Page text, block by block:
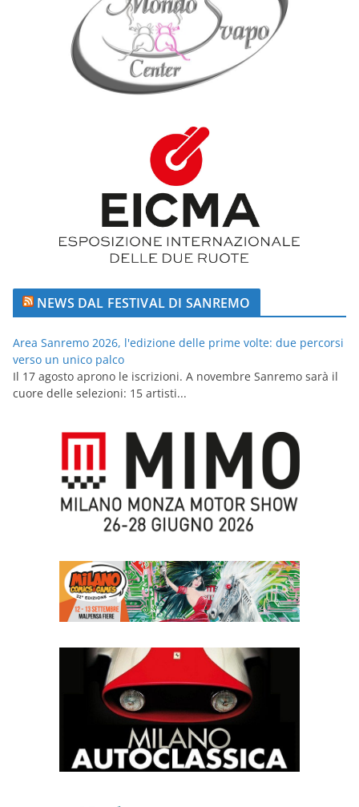
NEWS DAL FESTIVAL DI SANREMO
Area Sanremo 2026, l'edizione delle prime volte: due percorsi
verso un unico palco
Il 17 agosto aprono le iscrizioni. A novembre Sanremo sarà il
cuore delle selezioni: 15 artisti...